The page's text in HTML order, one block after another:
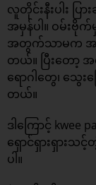
လူတိုင်းနီးပါး ပြ
အမှန်ပါ။ ဝမ်းဗို
အတွက်သာမက အမ
တယ်။ ပြီးတော့ အ
ရောဂါတွေ၊ သွေး
တယ်။
ဒါကြောင့်
ရှောင်ရှားရှားသ
ပါ။